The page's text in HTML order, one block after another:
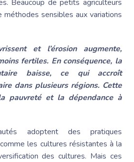
Beaucoup de petits agriculteurs
méthodes sensibles aux variations
et l’érosion augmente,
fertiles. En conséquence, la
baisse, ce qui accroît
dans plusieurs régions. Cette
pauvreté et la dépendance à
adoptent des pratiques
les cultures résistantes à la
des cultures. Mais ces